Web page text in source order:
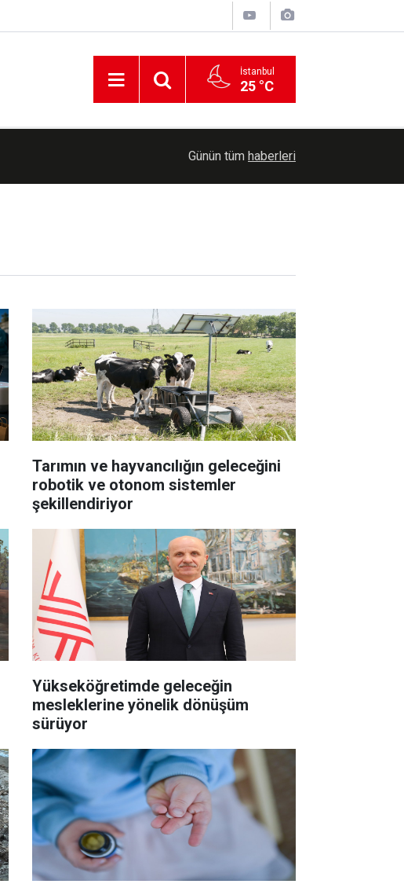
İstanbul
25 °C
Ceuta'daki kitlesel sınır geçişlerinde ölü sayısı
Günün tüm haberleri
Tarımın ve hayvancılığın geleceğini
robotik ve otonom sistemler
şekillendiriyor
Yükseköğretimde geleceğin
mesleklerine yönelik dönüşüm
sürüyor